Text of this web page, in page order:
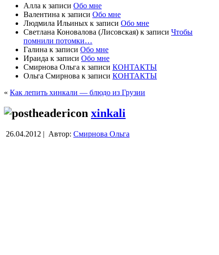
Алла к записи Обо мне
Валентина к записи Обо мне
Людмила Ильиных к записи Обо мне
Светлана Коновалова (Лисовская) к записи Чтобы
помнили потомки…
Галина к записи Обо мне
Ираида к записи Обо мне
Смирнова Ольга к записи КОНТАКТЫ
Ольга Смирнова к записи КОНТАКТЫ
« Как лепить хинкали — блюдо из Грузии
xinkali
26.04.2012 | Автор: Смирнова Ольга